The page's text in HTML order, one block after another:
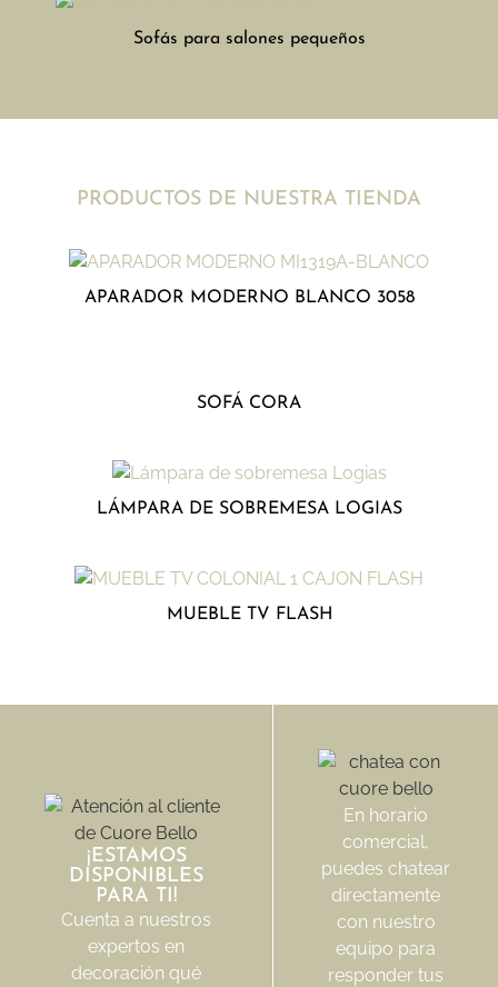
Sofás para salones pequeños
PRODUCTOS DE NUESTRA TIENDA
APARADOR MODERNO BLANCO 3058
SOFÁ CORA
LÁMPARA DE SOBREMESA LOGIAS
MUEBLE TV FLASH
¡ESTAMOS
DISPONIBLES
PARA TI!
Cuenta a nuestros
expertos en
decoración qué
En horario
comercial,
puedes chatear
directamente
con nuestro
equipo para
responder tus